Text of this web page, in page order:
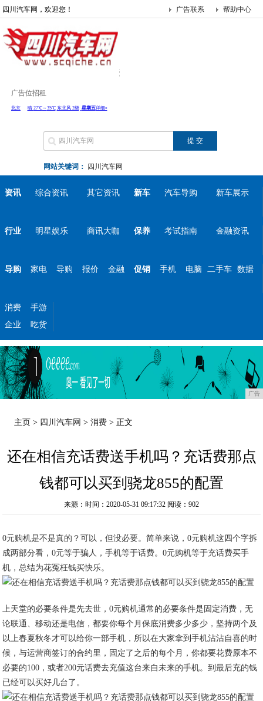
四川汽车网，欢迎您！ 帮助中心
广告联系
广告位招租
网站关键词： 四川汽车网
资讯 综合资讯 其它资讯 新车 汽车导购 新车展示
行业 明星娱乐 商讯大咖 保养 考试指南 金融资讯
导购 家电 导购 报价 金融 促销 手机 电脑 二手车 数据
消费
手游
企业
吃货
广告
主页 > 四川汽车网 >消费 > 正文
还在相信充话费送手机吗？充话费那点
钱都可以买到骁龙855的配置
来源：时间：2020-05-31 09:17:32 阅读：902
0元购机是不是真的？可以，但没必要。简单来说，0元购机这四个字拆
成两部分看，0元等于骗人，手机等于话费。0元购机等于充话费买手
机，总结为花冤枉钱买快乐。
​上天堂的必要条件是先去世，0元购机通常的必要条件是固定消费，无
论联通、移动还是电信，都要你每个月保底消费多少多少，坚持两个及
以上春夏秋冬才可以给你一部手机，所以在大家拿到手机沾沾自喜的时
候，与运营商签订的合约里，固定了之后的每个月，你都要花费原本不
必要的100，或者200元话费去充值这台来自未来的手机。到最后充的钱
已经可以买好几台了。